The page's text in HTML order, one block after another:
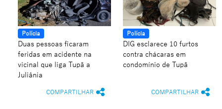
Polícia
Duas pessoas ficaram
feridas em acidente na
vicinal que liga Tupã a
Juliânia
COMPARTILHAR
Polícia
DIG esclarece 10 furtos
contra chácaras em
condomínio de Tupã
COMPARTILHAR